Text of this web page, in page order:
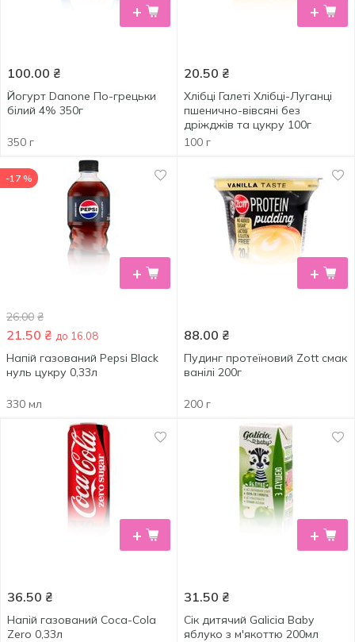
+
100.00 ₴
Йогурт Danone По-грецьки
білий 4% 350г
350 г
+
20.50 ₴
Хлібці Галеті Хлібці-Луганці
пшенично-вівсяні без
дріжджів та цукру 100г
100 г
+
-17 %
26.00 ₴
21.50 ₴ до 16.08
Напій газований Pepsi Black
нуль цукру 0,33л
330 мл
+
88.00 ₴
Пудинг протеїновий Zott смак
ванілі 200г
200 г
+
36.50 ₴
Напій газований Coca-Cola
Zero 0,33л
+
31.50 ₴
Сік дитячий Galicia Baby
яблуко з м'якоттю 200мл